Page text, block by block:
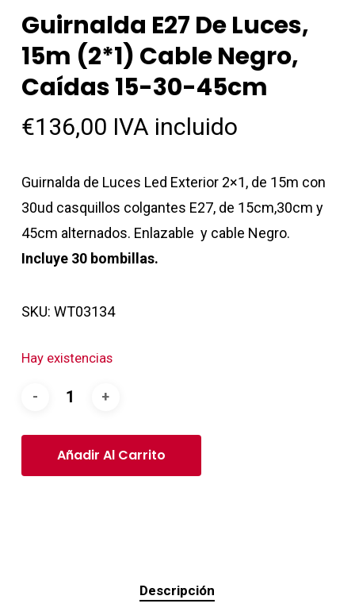
Guirnalda E27 De Luces,
15m (2*1) Cable Negro,
Caídas 15-30-45cm
€136,00 IVA incluido
Guirnalda de Luces Led Exterior 2×1, de 15m con
30ud casquillos colgantes E27, de 15cm,30cm y
45cm alternados. Enlazable y cable Negro.
Incluye 30 bombillas.
SKU: WT03134
Hay existencias
Añadir Al Carrito
Descripción